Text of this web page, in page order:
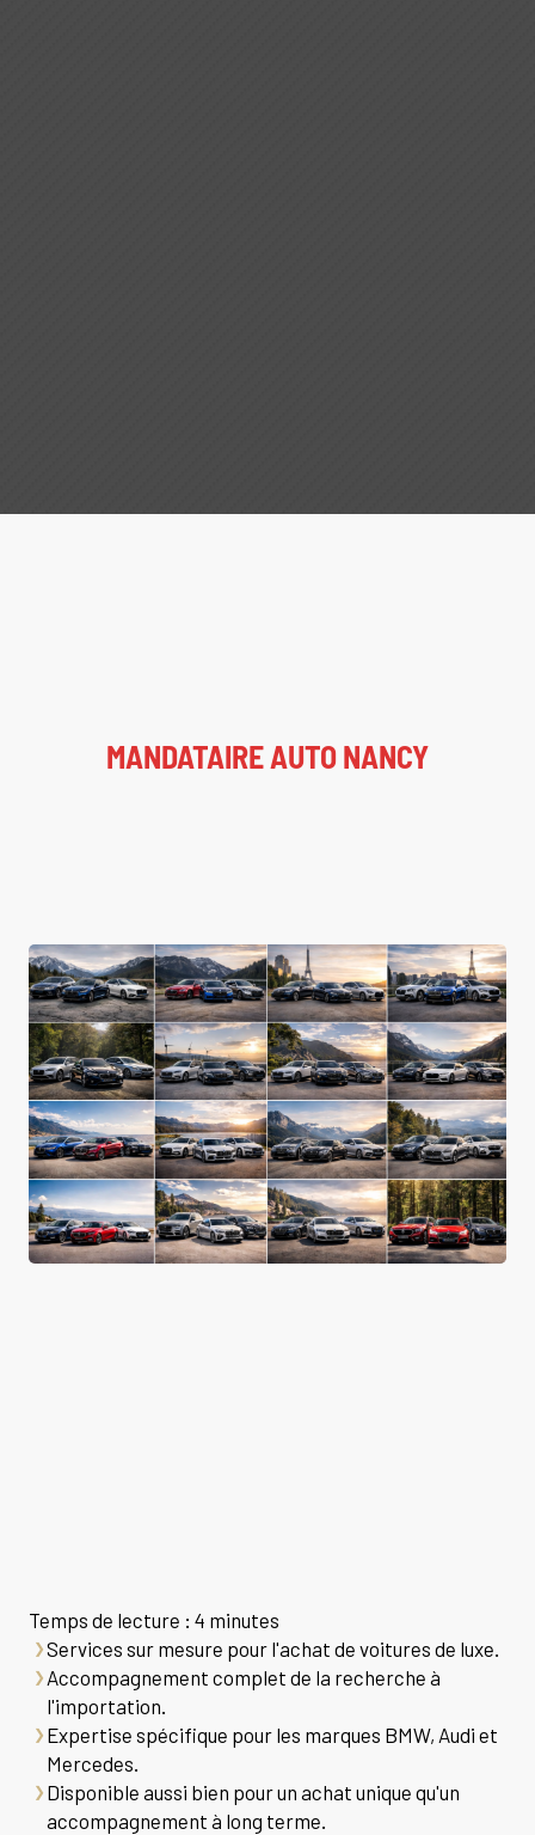
MANDATAIRE AUTO NANCY
Temps de lecture : 4 minutes
Services sur mesure pour l'achat de voitures de luxe.
Accompagnement complet de la recherche à
l'importation.
Expertise spécifique pour les marques BMW, Audi et
Mercedes.
Disponible aussi bien pour un achat unique qu'un
accompagnement à long terme.